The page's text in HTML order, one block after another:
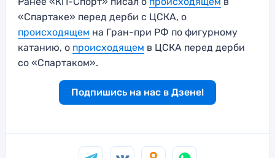
«Спартаке» перед дерби с ЦСКА, о
происходящем на Гран-при РФ по фигурному
катанию, о происходящем в ЦСКА перед дерби
со «Спартаком».
Подпишись на нас в Дзене!